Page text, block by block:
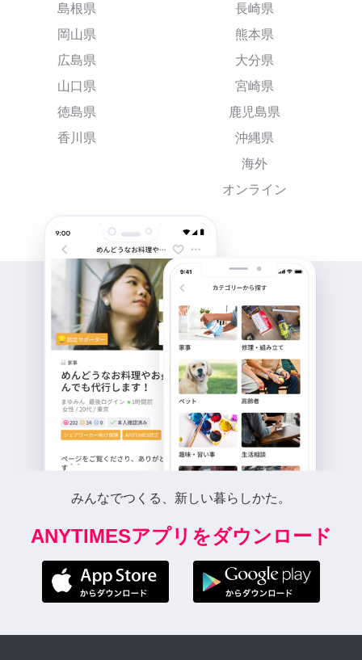
島根県
岡山県
広島県
山口県
徳島県
香川県
長崎県
熊本県
大分県
宮崎県
鹿児島県
沖縄県
海外
オンライン
みんなでつくる、新しい暮らしかた。
ANYTIMESアプリをダウンロード